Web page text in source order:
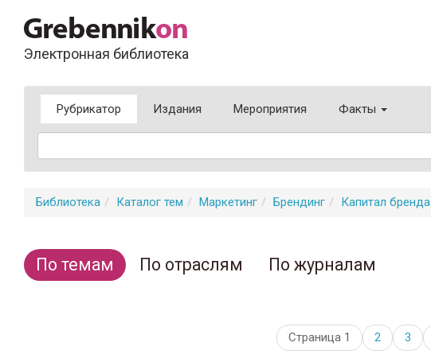
Электронная библиотека
Рубрикатор Издания Мероприятия Факты
Библиотека Каталог тем Маркетинг Брендинг Капитал бренда
По темам По отраслям По журналам
Страница 1 2 3